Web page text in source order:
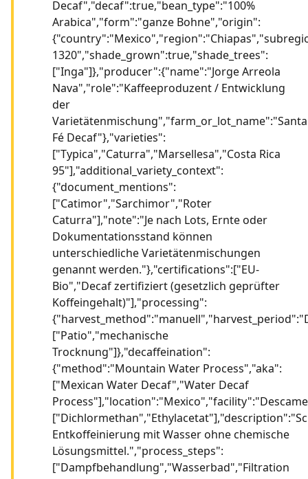
Decaf","decaf":true,"bean_type":"100%
Arabica","form":"ganze Bohne","origin":
1320","shade_grown":true,"shade_trees":
["Inga"]},"producer":{"name":"Jorge Arreola
Nava","role":"Kaffeeproduzent / Entwicklung
der
Varietätenmischung","farm_or_lot_name":"Santa
Fé Decaf"},"varieties":
["Typica","Caturra","Marsellesa","Costa Rica
95"],"additional_variety_context":
{"document_mentions":
["Catimor","Sarchimor","Roter
Caturra"],"note":"Je nach Lots, Ernte oder
Dokumentationsstand können
unterschiedliche Varietätenmischungen
genannt werden."},"certifications":["EU-
Bio","Decaf zertifiziert (gesetzlich geprüfter
Koffeingehalt)"],"processing":
["Patio","mechanische
Trocknung"]},"decaffeination":
{"method":"Mountain Water Process","aka":
["Mexican Water Decaf","Water Decaf
Entkoffeinierung mit Wasser ohne chemische
Lösungsmittel.","process_steps":
["Dampfbehandlung","Wasserbad","Filtration